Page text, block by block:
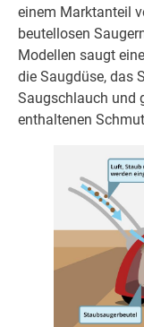
einem Marktanteil
beutellosen
Modellen saugt
die Saugdüse, das
Saugschlauch und
enthaltenen